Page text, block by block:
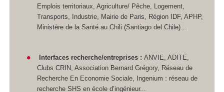
Emplois territoriaux, Agriculture/ Pêche, Logement,
Transports, Industrie, Mairie de Paris, Région IDF, APHP,
Ministère de la Santé au Chili (Santiago del Chile)...
Interfaces recherche/entreprises : ANVIE, ADITE,
Clubs CRIN, Association Bernard Grégory, Réseau de
Recherche En Economie Sociale, Ingenium : réseau de
recherche SHS en école d’ingénieur...